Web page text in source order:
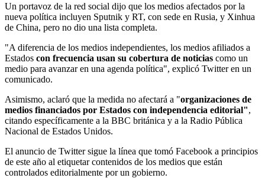
Un portavoz de la red social dijo que los medios afectados por la
nueva política incluyen Sputnik y RT, con sede en Rusia, y Xinhua
de China, pero no dio una lista completa.
"A diferencia de los medios independientes, los medios afiliados a
Estados con frecuencia usan su cobertura de noticias como un
medio para avanzar en una agenda política", explicó Twitter en un
comunicado.
Asimismo, aclaró que la medida no afectará a "organizaciones de
medios financiados por Estados con independencia editorial",
citando específicamente a la BBC británica y a la Radio Pública
Nacional de Estados Unidos.
El anuncio de Twitter sigue la línea que tomó Facebook a principios
de este año al etiquetar contenidos de los medios que están
controlados editorialmente por un gobierno.